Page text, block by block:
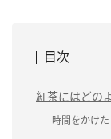
目次
紅茶にはどの
時間をかけ